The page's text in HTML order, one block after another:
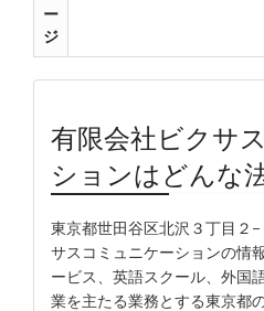
ー
ジ
有限会社ビクサ
ションはどんな
東京都世田谷区北沢３丁目２
サスコミュニケーションの情
ービス、英語スクール、外国
業を主たる業務とする東京都